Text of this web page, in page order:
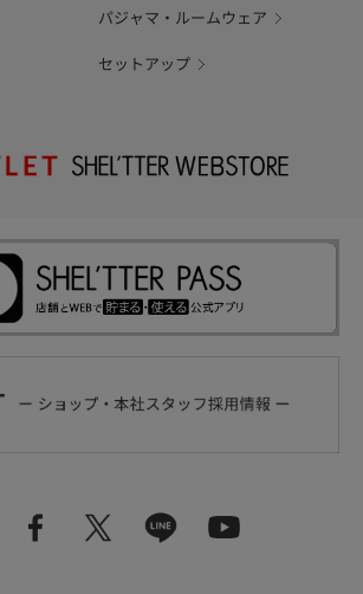
パジャマ・ルームウェア
セットアップ